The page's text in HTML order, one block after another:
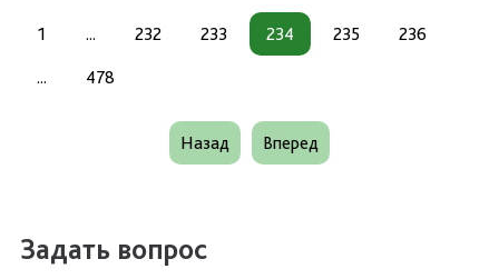
1 ... 232 233 234 235 236
... 478
Назад Вперед
Задать вопрос